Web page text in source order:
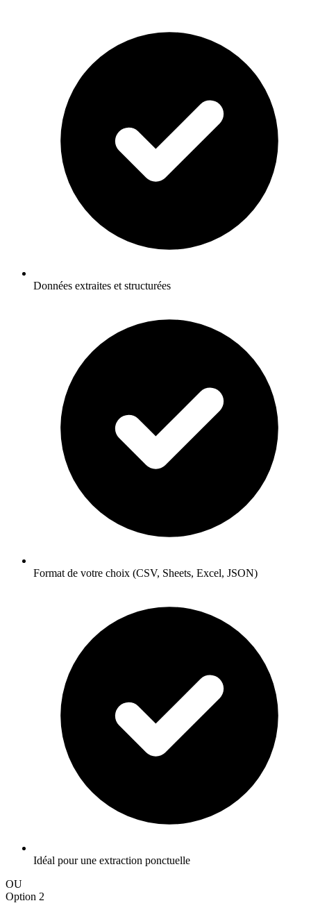
Données extraites et structurées
Format de votre choix (CSV, Sheets, Excel, JSON)
Idéal pour une extraction ponctuelle
OU
Option 2